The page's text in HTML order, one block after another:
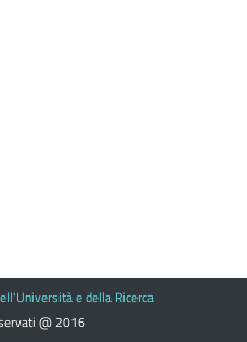
e della Ricerca
@ 2016